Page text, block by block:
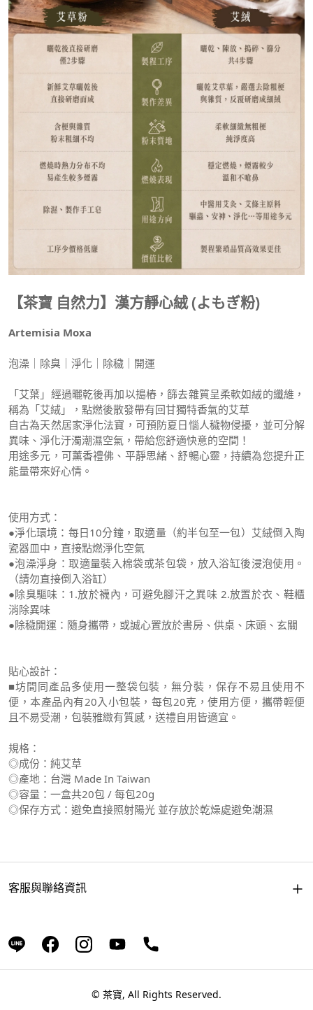
【茶寶 自然力】漢方靜心絨 (よもぎ粉)​
Artemisia Moxa
泡澡｜除臭｜淨化｜除穢｜開運
「艾葉」經過曬乾後再加以搗樁，篩去雜質呈柔軟如絨的纖維，
稱為「艾絨」，點燃後散發帶有回甘獨特香氣的艾草
自古為天然居家淨化法寶，可預防夏日惱人穢物侵擾，並可分解
異味、淨化汙濁潮濕空氣，帶給您舒適快意的空間！
用途多元，可薰香禮佛、平靜思緒、舒暢心靈，持續為您提升正
能量帶來好心情。
使用方式：
●淨化環境：每日10分鐘，取適量（約半包至一包）艾絨倒入陶
瓷器皿中，直接點燃淨化空氣
●泡澡淨身：取適量裝入棉袋或茶包袋，放入浴缸後浸泡使用。
（請勿直接倒入浴缸）
●除臭驅味：1.放於襪內，可避免腳汗之異味 2.放置於衣、鞋櫃
消除異味
●除穢開運：隨身攜帶，或誠心置放於書房、供桌、床頭、玄關
貼心設計：
■坊間同產品多使用一整袋包裝，無分裝，保存不易且使用不
便，本產品內有20入小包裝，每包20克，使用方便，攜帶輕便
且不易受潮，包裝雅緻有質感，送禮自用皆適宜。
規格：
◎成份：純艾草
◎產地：台灣 Made In Taiwan
◎容量：一盒共20包 / 每包20g
◎保存方式：避免直接照射陽光 並存放於乾燥處避免潮濕
客服與聯絡資訊
© 茶寶, All Rights Reserved.